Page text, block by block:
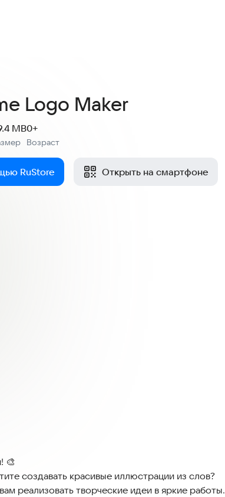
Logo Maker
MB
Возраст
0+
RuStore Открыть на смартфоне
🎨
создавать красивые иллюстрации из слов?
реализовать творческие идеи в яркие работы.